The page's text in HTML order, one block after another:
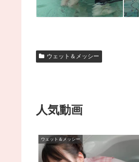
ウェット＆メッシー
人気動画
ウェット＆メッシー